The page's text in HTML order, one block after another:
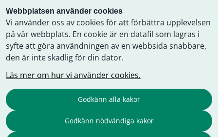
Webbplatsen använder cookies
Vi använder oss av cookies för att förbättra upplevelsen
på vår webbplats. En cookie är en datafil som lagras i
syfte att göra användningen av en webbsida snabbare,
den är inte skadlig för din dator.
Läs mer om hur vi använder cookies.
Godkänn alla kakor
Godkänn nödvändiga kakor